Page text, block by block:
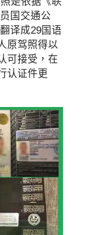
国交通公
译成29国语
原驾照得以
可接受，在
认证件更